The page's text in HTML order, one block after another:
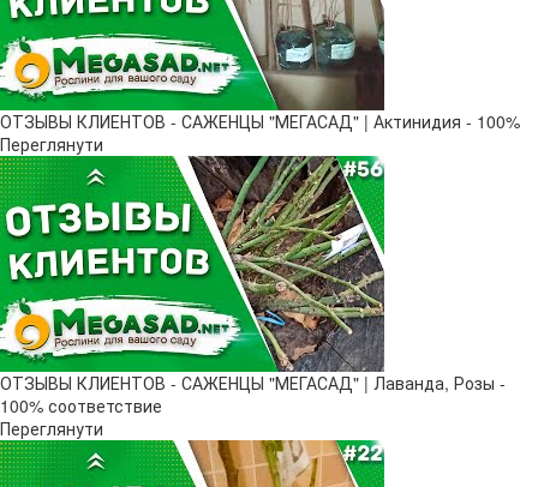
ОТЗЫВЫ КЛИЕНТОВ - САЖЕНЦЫ "МЕГАСАД" | Актинидия - 100%
Переглянути
ОТЗЫВЫ КЛИЕНТОВ - САЖЕНЦЫ "МЕГАСАД" | Лаванда, Розы -
100% соответствие
Переглянути